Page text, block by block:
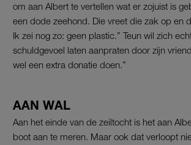
om aan Albert te vertellen wat er zojuist is
een dode zeehond. Die vreet die zak op en
Ik zei nog zo: geen plastic.” Teun wil zich
schuldgevoel laten aanpraten door zijn
wel een extra donatie doen.”
AAN WAL
Aan het einde van de zeiltocht is het aan
boot aan te meren. Maar ook dat verloopt